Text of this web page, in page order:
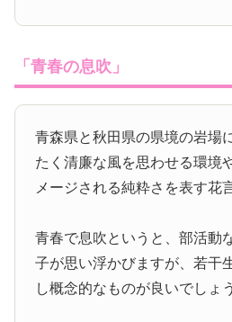
「青春の息吹」
青森県と秋田県の県境の岩場
たく清廉な風を思わせる環境
メージされる純粋さを表す花
青春で息吹というと、部活動
子が思い浮かびますが、若干
し概念的なものが良いでしょ